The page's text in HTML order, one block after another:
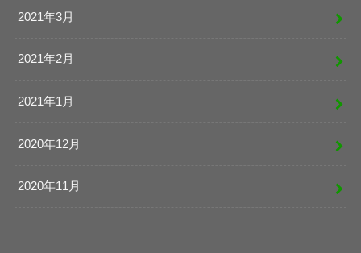
2021年3月
2021年2月
2021年1月
2020年12月
2020年11月